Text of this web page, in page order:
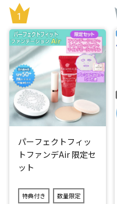
でOK。
スポーツ観戦やフェス、
い日差しからしっかりガ
日傘を忘れた時などにも
*1：UVカット率はカラー
5％、グレー95.2％）
*2：乾いていたら、再度
*3：タンブラー乾燥、ドラ
パーフェクトフィッ
トファンデAir 限定セ
ット
特典付き 数量限定